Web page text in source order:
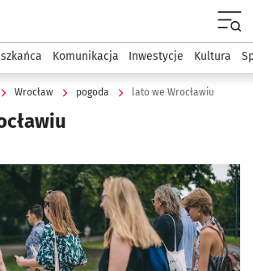
informacyjny wroclaw.pl
Komunikacja Inwestycje Kultura
Wrocław pogoda lato we Wrocławiu